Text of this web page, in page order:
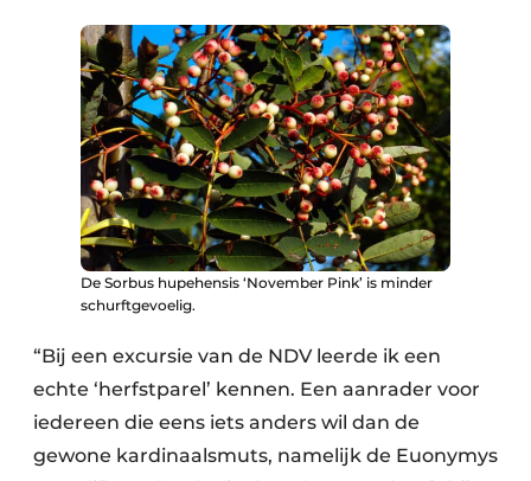
De Sorbus hupehensis ‘November Pink’ is minder
schurftgevoelig.
“Bij een excursie van de NDV leerde ik een
echte ‘herfstparel’ kennen. Een aanrader voor
iedereen die eens iets anders wil dan de
gewone kardinaalsmuts, namelijk de Euonymys